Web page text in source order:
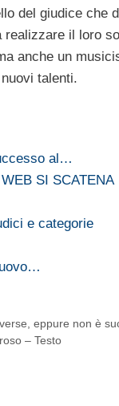
del giudice che
il loro
anche un
talenti.
al…
SI SCATENA
e categorie
eppure non è
– Testo